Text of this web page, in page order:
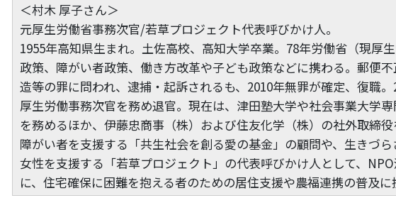
＜村木 厚子さん＞
元厚生労働省事務次官/若草プロジェクト代表呼びかけ人。
1955年高知県生まれ。土佐高校、高知大学卒業。78年労働省（現厚
政策、障がい者政策、働き方改革や子ども政策などに携わる。郵便
造等の罪に問われ、逮捕・起訴されるも、2010年無罪が確定、復職
厚生労働事務次官を務め退官。現在は、津田塾大学や社会事業大学
を務めるほか、伊藤忠商事（株）および住友化学（株）の社外取締
障がい者を支援する「共生社会を創る愛の基金」の顧問や、生きづ
女性を支援する「若草プロジェクト」の代表呼びかけ人として、
に、住宅確保に困難を抱える者のための居住支援や農福連携の普及に